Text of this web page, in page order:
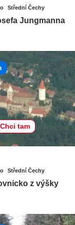
Střední Čechy
Jungmanna
Chci tam
Střední Čechy
z výšky